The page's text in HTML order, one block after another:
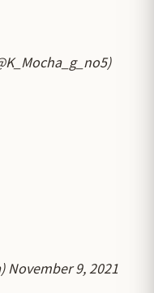
November 9, 2021